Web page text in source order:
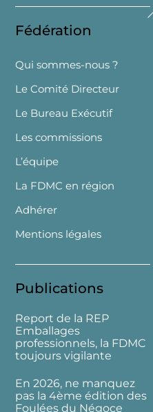
Fédération
Qui sommes-nous ?
Le Comité Directeur
Le Bureau Exécutif
Les commissions
L’équipe
La FDMC en région
Adhérer
Mentions légales
Publications
Report de la REP
Emballages
professionnels, la FDMC
toujours vigilante
En 2026, ne manquez
pas la 4ème édition des
Foulées du Négoce